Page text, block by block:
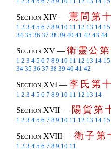
Section XIV — 憲 問 第十
1 2 3 4 5 6 7 8 9 10 11 12 13 14 15
34 35 36 37 38 39 40 41 42 43 44
Section XV — 衛 靈公第
1 2 3 4 5 6 7 8 9 10 11 12 13 14 15
34 35 36 37 38 39 40 41 42
Section XVI — 李 氏第十
1 2 3 4 5 6 7 8 9 10 11 12 13 14
Section XVII — 陽貨第
1 2 3 4 5 6 7 8 9 10 11 12 13 14 15
Section XVIII — 衛子第
1 2 3 4 5 6 7 8 9 10 11